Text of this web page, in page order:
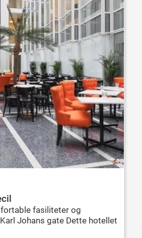
8.4
fasiliteter og
Johans gate Dette hotellet